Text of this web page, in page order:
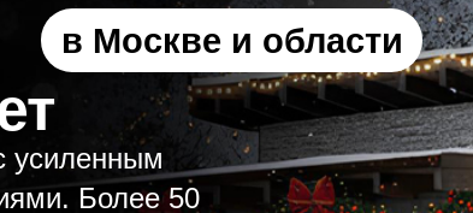
усиленным
Более 50
в Москве и области